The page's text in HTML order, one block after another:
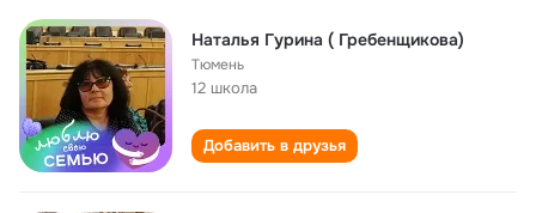
Наталья Гурина ( Гребенщикова)
Тюмень
12 школа
Добавить в друзья